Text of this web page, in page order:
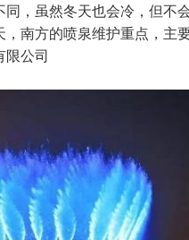
，虽然冬天也会冷，但不
南方的喷泉维护重点，主
限公司